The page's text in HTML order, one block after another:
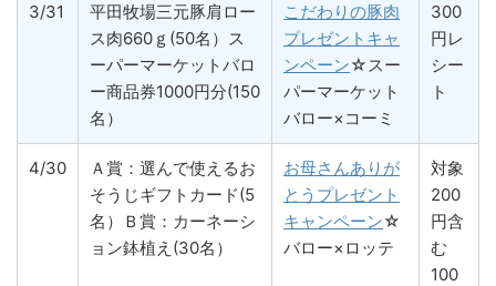
3/31
平田牧場三元豚肩ロー
ス肉660ｇ(50名）ス
ーパーマーケットバロ
ー商品券1000円分(150
名）
こだわりの豚肉
プレゼントキャ
ンペーン☆スー
パーマーケット
バロー×コーミ
300
円レ
シー
ト
4/30
Ａ賞：選んで使えるお
そうじギフトカード(5
名）Ｂ賞：カーネーシ
ョン鉢植え(30名）
お母さんありが
とうプレゼント
キャンペーン☆
バロー×ロッテ
対象
200
円含
む
100